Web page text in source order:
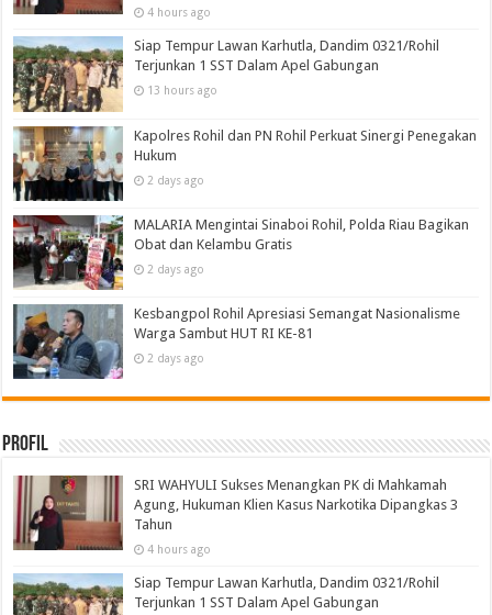
4 hours ago
Siap Tempur Lawan Karhutla, Dandim 0321/Rohil
Terjunkan 1 SST Dalam Apel Gabungan
13 hours ago
Kapolres Rohil dan PN Rohil Perkuat Sinergi Penegakan
Hukum
2 days ago
MALARIA Mengintai Sinaboi Rohil, Polda Riau Bagikan
Obat dan Kelambu Gratis
2 days ago
Kesbangpol Rohil Apresiasi Semangat Nasionalisme
Warga Sambut HUT RI KE-81
2 days ago
Profil
SRI WAHYULI Sukses Menangkan PK di Mahkamah
Agung, Hukuman Klien Kasus Narkotika Dipangkas 3
Tahun
4 hours ago
Siap Tempur Lawan Karhutla, Dandim 0321/Rohil
Terjunkan 1 SST Dalam Apel Gabungan